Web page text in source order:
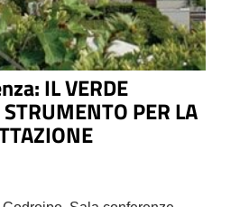
IL VERDE
PER LA